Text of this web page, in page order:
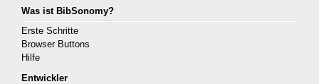
Was ist BibSonomy?
Erste Schritte
Browser Buttons
Hilfe
Entwickler